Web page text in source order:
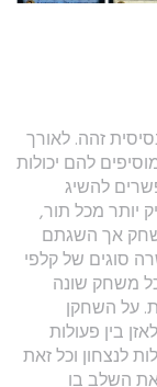
זהה. לאורך
להם יכולות
להשיג
יותר מכל תור,
אך השגתם
סוגים של קלפי
משחק שונה
על השחקן
בין פעולות
לנצחון וכל זאת